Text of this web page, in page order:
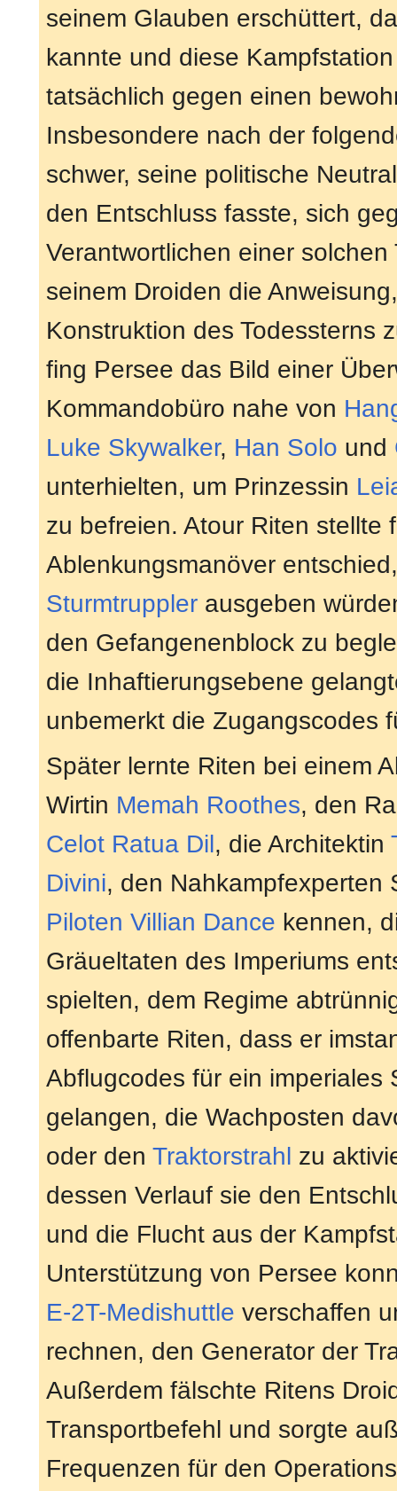
seinem Glauben erschüttert,
kannte und diese
tatsächlich gegen einen
Insbesondere nach der
schwer, seine politische
den Entschluss fasste, sich
Verantwortlichen einer
seinem Droiden die
Konstruktion des Todessterns
fing Persee das Bild einer
Kommandobüro nahe von
Luke Skywalker, Han Solo und
unterhielten, um Prinzessin
zu befreien. Atour Riten stellte
Ablenkungsmanöver
Sturmtruppler ausgeben
den Gefangenenblock zu
die Inhaftierungsebene
unbemerkt die Zugangscodes
Später lernte Riten bei einem
Wirtin Memah Roothes, den
Celot Ratua Dil, die Architektin
Divini, den Nahkampfexperten
Piloten Villian Dance kennen,
Gräueltaten des Imperiums
spielten, dem Regime
offenbarte Riten, dass er
Abflugcodes für ein imperiales
gelangen, die Wachposten
oder den Traktorstrahl zu
dessen Verlauf sie den
und die Flucht aus der
Unterstützung von Persee
E-2T-Medishuttle verschaffen
rechnen, den Generator der
Außerdem fälschte Ritens
Transportbefehl und sorgte
Frequenzen für den